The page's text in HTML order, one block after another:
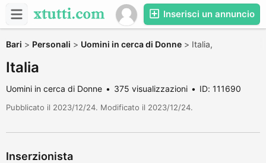
Inserisci un annuncio
Bari > Personali > Uomini in cerca di Donne > Italia,
Italia
Uomini in cerca di Donne 375 visualizzazioni ID: 111690
Pubblicato il 2023/12/24. Modificato il 2023/12/24.
Inserzionista